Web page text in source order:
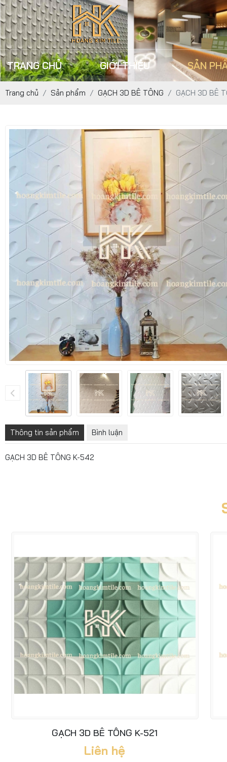
TRANG CHỦ GIỚI THIỆU SẢN
Trang chủ Sản phẩm GẠCH 3D BÊ TÔNG GẠCH 3D BÊ
Thông tin sản phẩm Bình luận
GẠCH 3D BÊ TÔNG K-542
GẠCH 3D BÊ TÔNG K-521
Liên hệ